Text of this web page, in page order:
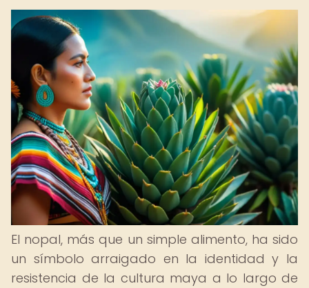
El nopal, más que un simple alimento, ha sido
un símbolo arraigado en la identidad y la
resistencia de la cultura maya a lo largo de